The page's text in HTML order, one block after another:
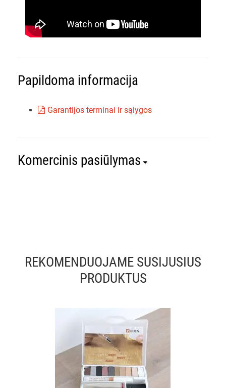
Papildoma informacija
Garantijos terminai ir sąlygos
Komercinis pasiūlymas
REKOMENDUOJAME SUSIJUSIUS
PRODUKTUS